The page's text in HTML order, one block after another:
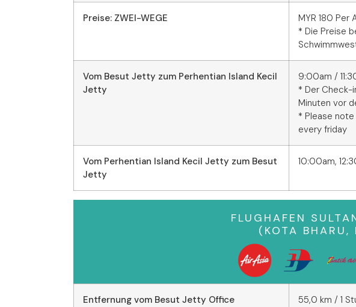
Preise: ZWEI-WEGE
MYR 180 Per
* Die Preise
Vom Besut Jetty zum Perhentian Island Kecil
Jetty
9:00am /
* Der Check-
Minuten vor
* Please
every friday
Vom Perhentian Island Kecil Jetty zum Besut
Jetty
10:00am,
FLUGHAFEN
(KOTA BHARU,
Entfernung vom Besut Jetty Office 55,0 km / 1